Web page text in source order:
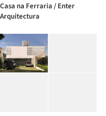
Casa na Ferraria / Enter
Arquitectura